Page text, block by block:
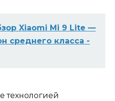
Xiaomi Mi 9 Lite —
среднего класса -
технологией